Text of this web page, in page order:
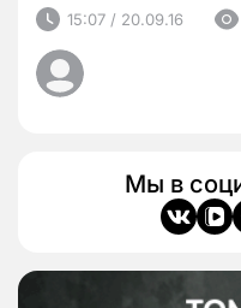
15:07 / 20.09.16
Мы в